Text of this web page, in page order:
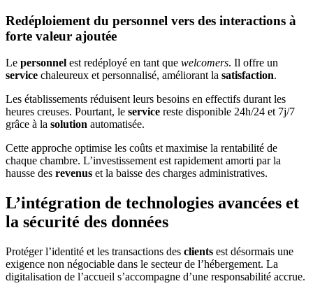
Redéploiement du personnel vers des interactions à
forte valeur ajoutée
Le personnel est redéployé en tant que welcomers. Il offre un
service chaleureux et personnalisé, améliorant la satisfaction.
Les établissements réduisent leurs besoins en effectifs durant les
heures creuses. Pourtant, le service reste disponible 24h/24 et 7j/7
grâce à la solution automatisée.
Cette approche optimise les coûts et maximise la rentabilité de
chaque chambre. L’investissement est rapidement amorti par la
hausse des revenus et la baisse des charges administratives.
L’intégration de technologies avancées et
la sécurité des données
Protéger l’identité et les transactions des clients est désormais une
exigence non négociable dans le secteur de l’hébergement. La
digitalisation de l’accueil s’accompagne d’une responsabilité accrue.